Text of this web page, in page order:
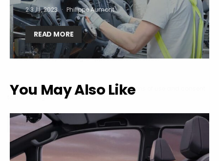
2 3 月, 2023 Philippe Aumont
READ MORE
You May Also Like
Lighting weekly newsletter
Interior weekly newsletter
bi-monthly Sensing & Applications newsletter